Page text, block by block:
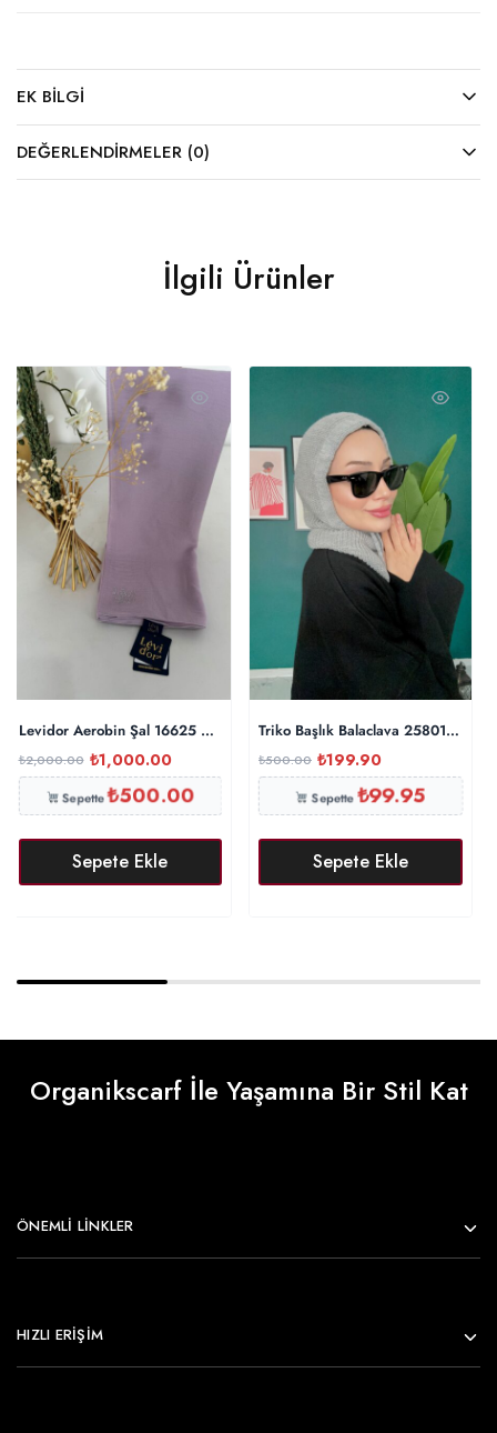
EK BILGI
DEĞERLENDIRMELER (0)
İlgili Ürünler
Levidor Aerobin Şal 16625 – Lila
₺2,000.00 ₺1,000.00
Sepette₺500.00
Sepete Ekle
Triko Başlık Balaclava 25801 – Gri
₺500.00 ₺199.90
Sepette₺99.95
Sepete Ekle
Organikscarf İle Yaşamına Bir Stil Kat
ÖNEMLI LINKLER
HIZLI ERİŞİM